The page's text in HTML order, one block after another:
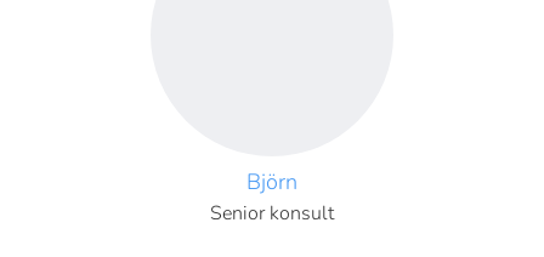
Björn
Senior konsult